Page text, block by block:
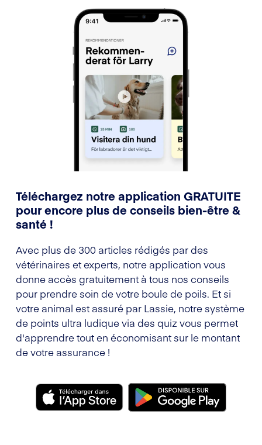
Téléchargez notre application GRATUITE
pour encore plus de conseils bien-être &
santé !
Avec plus de 300 articles rédigés par des
vétérinaires et experts, notre application vous
donne accès gratuitement à tous nos conseils
pour prendre soin de votre boule de poils. Et si
votre animal est assuré par Lassie, notre système
de points ultra ludique via des quiz vous permet
d'apprendre tout en économisant sur le montant
de votre assurance !